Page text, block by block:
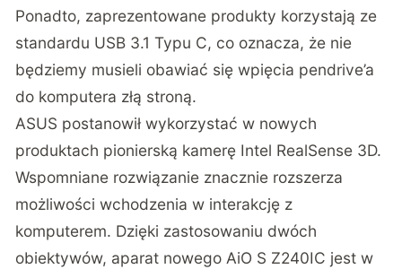
Ponadto, zaprezentowane produkty korzystają ze
standardu USB 3.1 Typu C, co oznacza, że nie
będziemy musieli obawiać się wpięcia pendrive’a
do komputera złą stroną.
ASUS postanowił wykorzystać w nowych
produktach pionierską kamerę Intel RealSense 3D.
Wspomniane rozwiązanie znacznie rozszerza
możliwości wchodzenia w interakcję z
komputerem. Dzięki zastosowaniu dwóch
obiektywów, aparat nowego AiO S Z240IC jest w